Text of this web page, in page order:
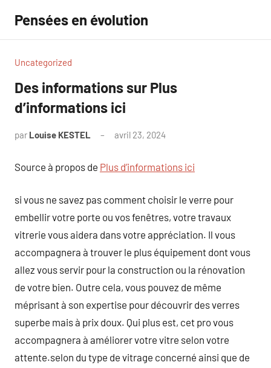
contenu
Pensées en évolution
Uncategorized
Des informations sur Plus
d’informations ici
par Louise KESTEL avril 23, 2024
Source à propos de Plus d’informations ici
si vous ne savez pas comment choisir le verre pour
embellir votre porte ou vos fenêtres, votre travaux
vitrerie vous aidera dans votre appréciation. Il vous
accompagnera à trouver le plus équipement dont vous
allez vous servir pour la construction ou la rénovation
de votre bien. Outre cela, vous pouvez de même
méprisant à son expertise pour découvrir des verres
superbe mais à prix doux. Qui plus est, cet pro vous
accompagnera à améliorer votre vitre selon votre
attente.selon du type de vitrage concerné ainsi que de